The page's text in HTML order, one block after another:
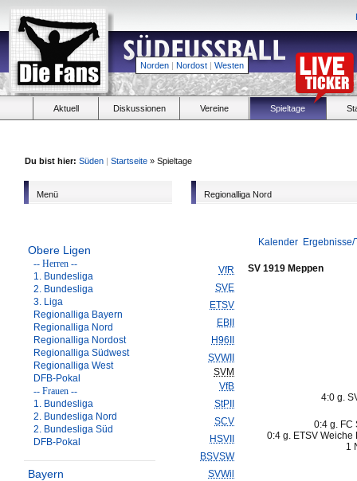
Norden | Nordost | Westen
Aktuell Diskussionen Vereine Spieltage
Du bist hier: Süden | Startseite » Spieltage
Menü
Obere Ligen
-- Herren --
1. Bundesliga
2. Bundesliga
3. Liga
Regionalliga Bayern
Regionalliga Nord
Regionalliga Nordost
Regionalliga Südwest
Regionalliga West
DFB-Pokal
-- Frauen --
1. Bundesliga
2. Bundesliga Nord
2. Bundesliga Süd
DFB-Pokal
Bayern
Regionalliga Nord
Kalender
VfR
SVE
ETSV
EBII
H96II
SVWII
SVM
VfB
StPII
SCV
HSVII
BSVSW
SVWil
SV 1919 Meppen
4:0 g.
0:4 g. FC
0:4 g. ETSV Weiche
1